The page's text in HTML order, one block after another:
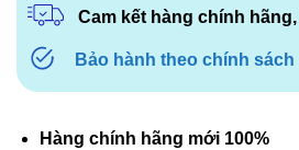
Cam kết hàng chính
Bảo hành theo chính sách
Hàng chính hãng mới 100%